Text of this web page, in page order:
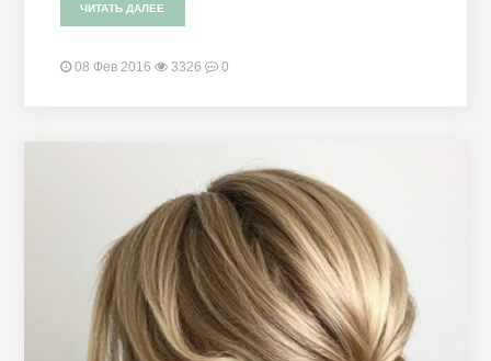
ЧИТАТЬ ДАЛЕЕ
08 Фев 2016 3326 0